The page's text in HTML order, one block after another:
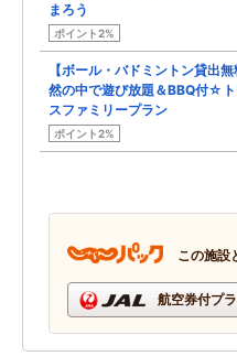
まろう
ポイント2%
【ボール・バドミントン貸出
然の中で遊び放題＆BBQ付☆
スファミリープラン
ポイント2%
この施設
航空券付プ